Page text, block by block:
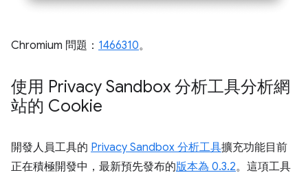
Chromium 問題： 1466310。
使用 Privacy Sandbox 分析工具分析網
站的 Cookie
開發人員工具的 Privacy Sandbox 分析工具擴充功能目前
正在積極開發中，最新預先發布的版本為 0.3.2。這項工具